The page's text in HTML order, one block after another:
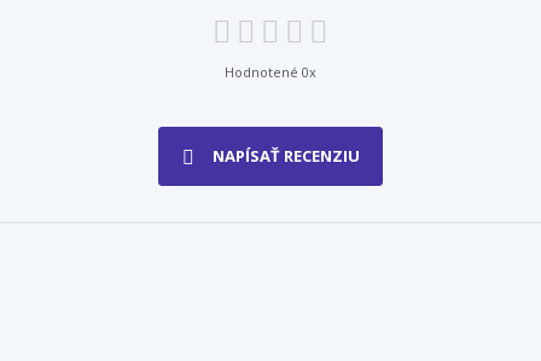
Hodnotené 0x
NAPÍSAŤ RECENZIU